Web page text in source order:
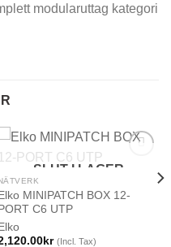
modularuttag kategori
SLUT I LAGER
MINIPATCH BOX 12-
C6 UTP
Elko
kr (Incl. Tax)